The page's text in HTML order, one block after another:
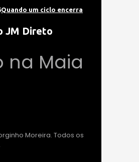
Quando um ciclo encerra
JM Direto
na Maia
Moreira. Todos os